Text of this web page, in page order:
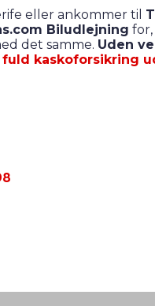
eller ankommer til
Biludlejning for,
det samme. Uden
fuld kaskoforsikring